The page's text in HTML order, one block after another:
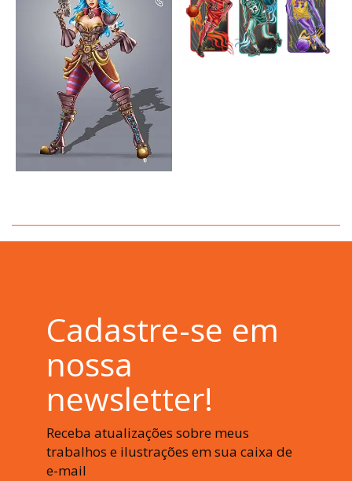
Cadastre-se em
nossa
newsletter!
Receba atualizações sobre meus
trabalhos e ilustrações em sua caixa de
e-mail